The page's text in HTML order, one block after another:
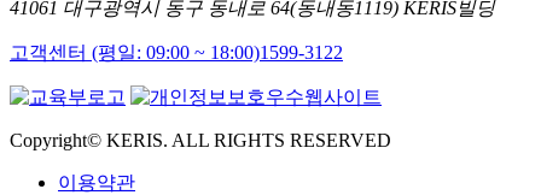
41061 대구광역시 동구 동내로 64(동내동1119) KERIS빌딩
고객센터 (평일: 09:00 ~ 18:00)1599-3122
Copyright© KERIS. ALL RIGHTS RESERVED
이용약관